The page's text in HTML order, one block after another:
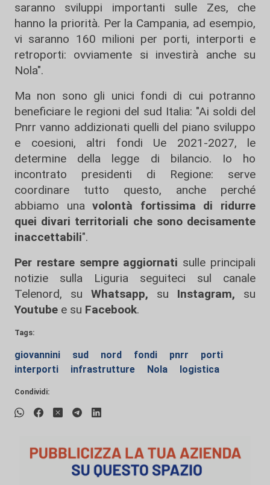
saranno sviluppi importanti sulle Zes, che
hanno la priorità. Per la Campania, ad esempio,
vi saranno 160 milioni per porti, interporti e
retroporti: ovviamente si investirà anche su
Nola".
Ma non sono gli unici fondi di cui potranno
beneficiare le regioni del sud Italia: "Ai soldi del
Pnrr vanno addizionati quelli del piano sviluppo
e coesioni, altri fondi Ue 2021-2027, le
determine della legge di bilancio. Io ho
incontrato presidenti di Regione: serve
coordinare tutto questo, anche perché
abbiamo unavolontà fortissima di ridurre
quei divari territoriali che sono decisamente
inaccettabili".
Per restare sempre aggiornati sulle principali
notizie sulla Liguria seguiteci sul canale
Telenord, su
Whatsapp, su Instagram, su
Youtube e su Facebook.
Tags:
giovannini sud nord fondi pnrr
porti
interporti
infrastrutture Nola logistica
Condividi: